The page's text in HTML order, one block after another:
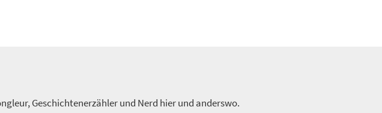
Geschichtenerzähler und Nerd hier und anderswo.